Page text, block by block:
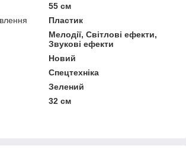
55 см
Пластик
Мелодії, Світлові ефекти,
Звукові ефекти
Новий
Спецтехніка
Зелений
32 см